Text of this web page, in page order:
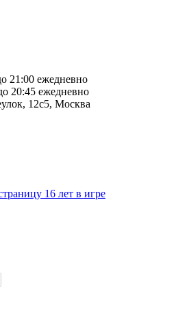
21:00 ежедневно
20:45 ежедневно
12с5, Москва
16 лет в игре